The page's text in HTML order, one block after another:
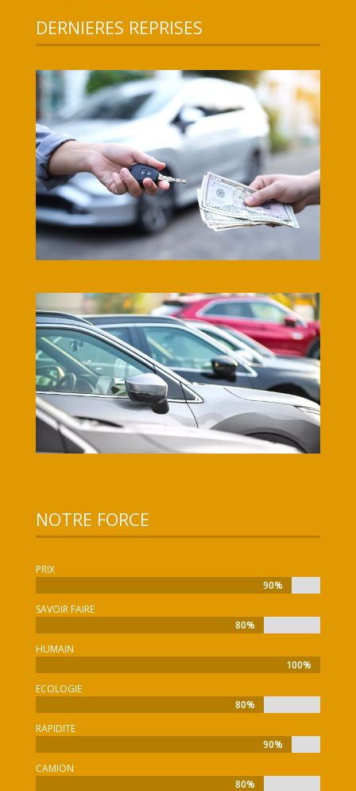
DERNIERES REPRISES
NOTRE FORCE
PRIX
90%
90%
SAVOIR FAIRE
80%
80%
HUMAIN
100%
100%
ECOLOGIE
80%
80%
RAPIDITE
90%
90%
CAMION
80%
80%